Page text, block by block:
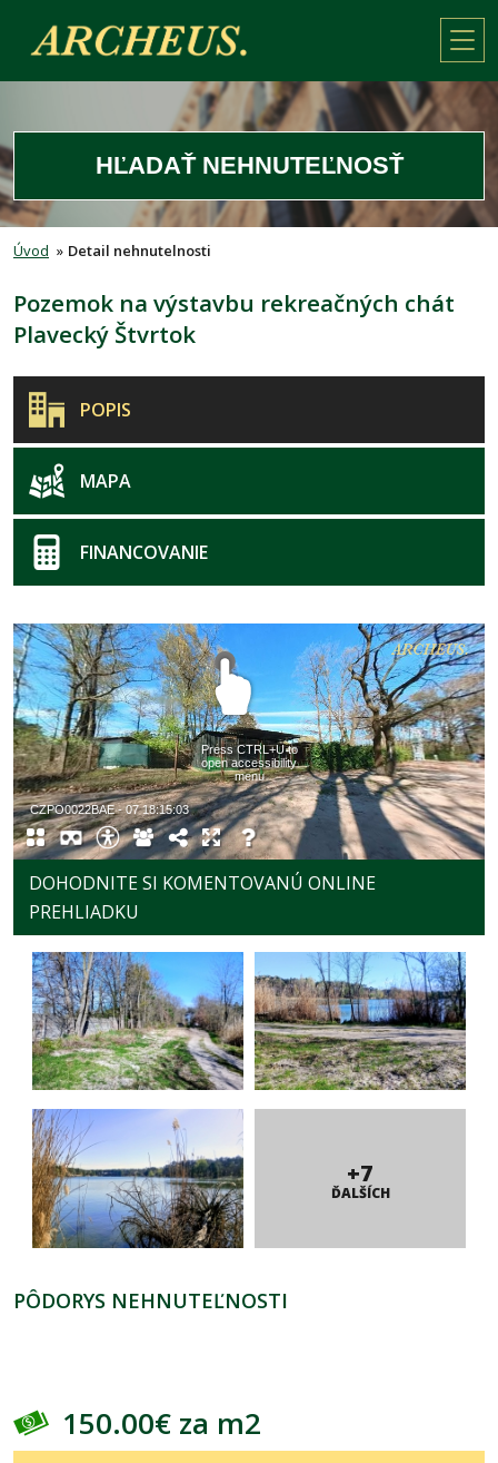
HĽADAŤ NEHNUTEĽNOSŤ
Úvod » Detail nehnutelnosti
Pozemok na výstavbu rekreačných chát
Plavecký Štvrtok
POPIS
MAPA
FINANCOVANIE
DOHODNITE SI KOMENTOVANÚ ONLINE
PREHLIADKU
+7
ĎALŠÍCH
PÔDORYS NEHNUTEĽNOSTI
150.00€ za m2